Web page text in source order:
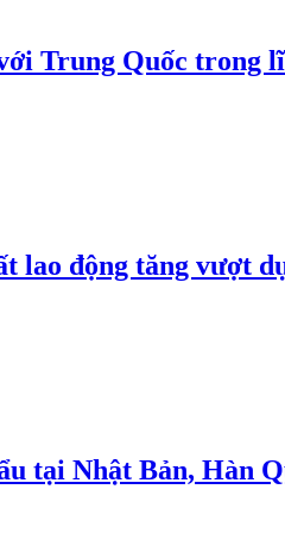
Trung Quốc trong
lao động tăng vượt
tại Nhật Bản, Hàn